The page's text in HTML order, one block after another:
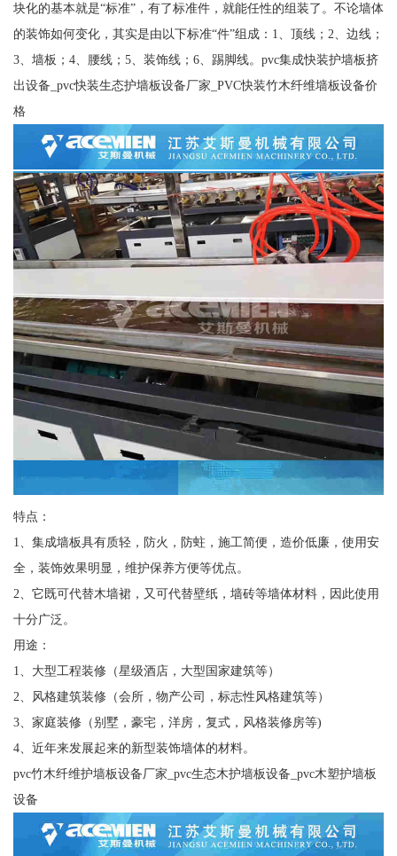
块化的基本就是“标准”，有了标准件，就能任性的组装了。不论墙体
的装饰如何变化，其实是由以下标准“件”组成：1、顶线；2、边线；
3、墙板；4、腰线；5、装饰线；6、踢脚线。pvc集成快装护墙板挤
出设备_pvc快装生态护墙板设备厂家_PVC快装竹木纤维墙板设备价
格
特点：
1、集成墙板具有质轻，防火，防蛀，施工简便，造价低廉，使用安
全，装饰效果明显，维护保养方便等优点。
2、它既可代替木墙裙，又可代替壁纸，墙砖等墙体材料，因此使用
十分广泛。
用途：
1、大型工程装修（星级酒店，大型国家建筑等）
2、风格建筑装修（会所，物产公司，标志性风格建筑等）
3、家庭装修（别墅，豪宅，洋房，复式，风格装修房等)
4、近年来发展起来的新型装饰墙体的材料。
pvc竹木纤维护墙板设备厂家_pvc生态木护墙板设备_pvc木塑护墙板
设备